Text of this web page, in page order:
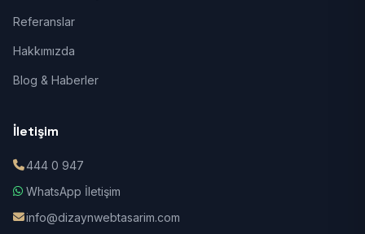
Referanslar
Hakkımızda
Blog & Haberler
İletişim
444 0 947
WhatsApp İletişim
info@dizaynwebtasarim.com